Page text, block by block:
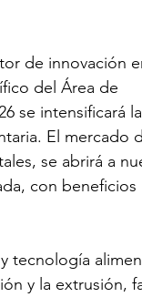
de innovación
del Área de
se intensificará la
El mercado
se abrirá a
con beneficios
tecnología
y la extrusión,